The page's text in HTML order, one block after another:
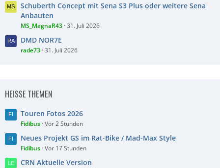
Schuberth Concept mit Sena S3 Plus oder weitere Sena
Anbauten
MS_MagnaR43 31. Juli 2026
DMD NOR7E
rade73 31. Juli 2026
HEISSE THEMEN
Touren Fotos 2026
Fidibus Vor 2 Stunden
Neues Projekt GS im Rat-Bike / Mad-Max Style
Fidibus Vor 17 Stunden
CRN Aktuelle Version